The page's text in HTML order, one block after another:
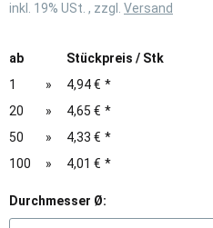
inkl. 19% USt. , zzgl. Versand
ab
Stückpreis / Stk
1
» 4,94 € *
20
» 4,65 € *
50
» 4,33 € *
100
» 4,01 € *
Durchmesser Ø: